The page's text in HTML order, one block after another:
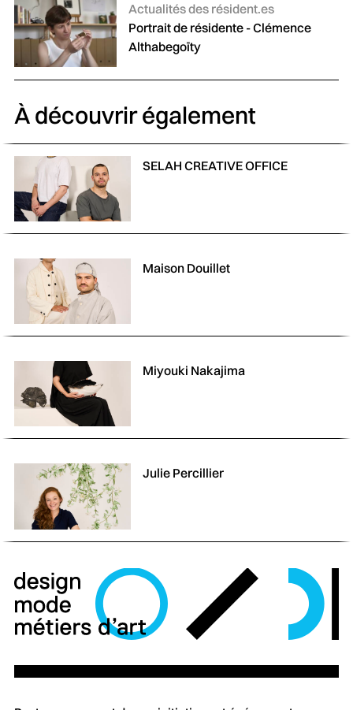
Catégories :
Actualités des résident.es
Portrait de résidente - Clémence
Althabegoïty
À découvrir également
SELAH CREATIVE OFFICE
Maison Douillet
Miyouki Nakajima
Julie Percillier